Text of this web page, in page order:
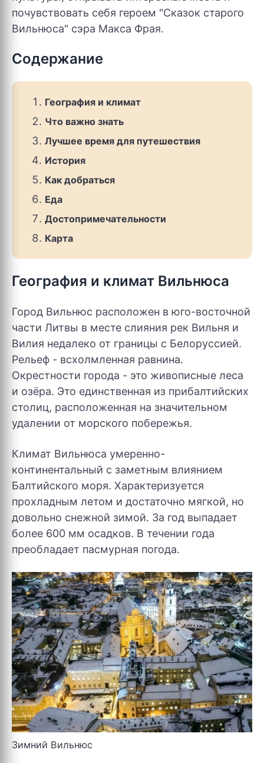
почувствовать себя героем "Сказок старого
Вильнюса" сэра Макса Фрая.
Содержание
География и климат
Что важно знать
Лучшее время для путешествия
История
Как добраться
Еда
Достопримечательности
Карта
География и климат Вильнюса
Город Вильнюс расположен в юго-восточной
части Литвы в месте слияния рек Вильня и
Вилия недалеко от границы с Белоруссией.
Рельеф - всхолмленная равнина.
Окрестности города - это живописные леса
и озёра. Это единственная из прибалтийских
столиц, расположенная на значительном
удалении от морского побережья.
Климат Вильнюса умеренно-
континентальный с заметным влиянием
Балтийского моря. Характеризуется
прохладным летом и достаточно мягкой, но
довольно снежной зимой. За год выпадает
более 600 мм осадков. В течении года
преобладает пасмурная погода.
Зимний Вильнюс